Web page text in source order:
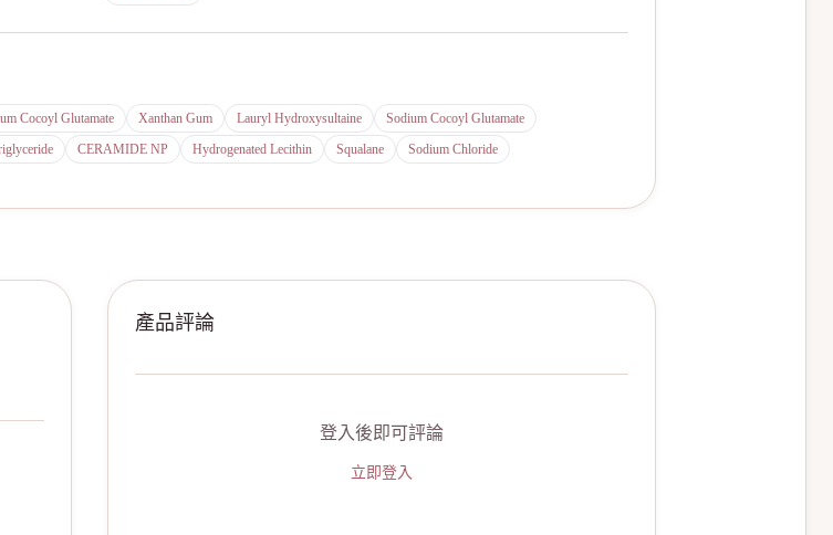
Cocoyl Glutamate Xanthan Gum Lauryl Hydroxysultaine
Sodium Cocoyl Glutamate
CERAMIDE NP Hydrogenated Lecithin Squalane Sodium Chloride
產品評論
登入後即可評論
立即登入